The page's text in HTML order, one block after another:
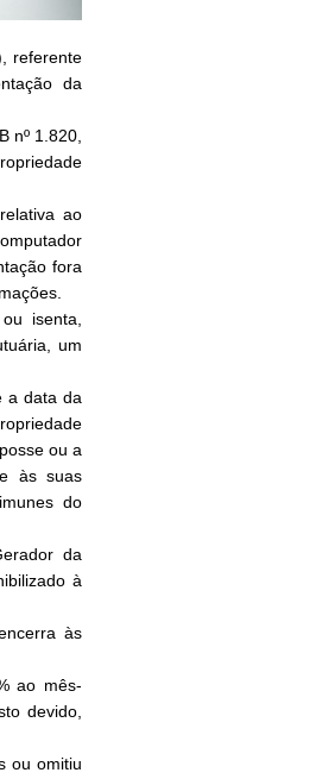
referente
da
nº 1.820,
ao
fora
isenta,
um
a data da
ou a
às suas
do
da
à
às
ao mês-
devido,
ou omitiu